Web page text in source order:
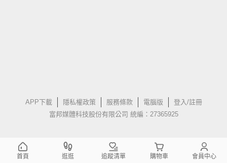
APP下載 隱私權政策 服務條款 電腦版
登入/註冊
富邦媒體科技股份有限公司 統編：27365925
首頁 逛逛 追蹤清單 購物車 會員中心